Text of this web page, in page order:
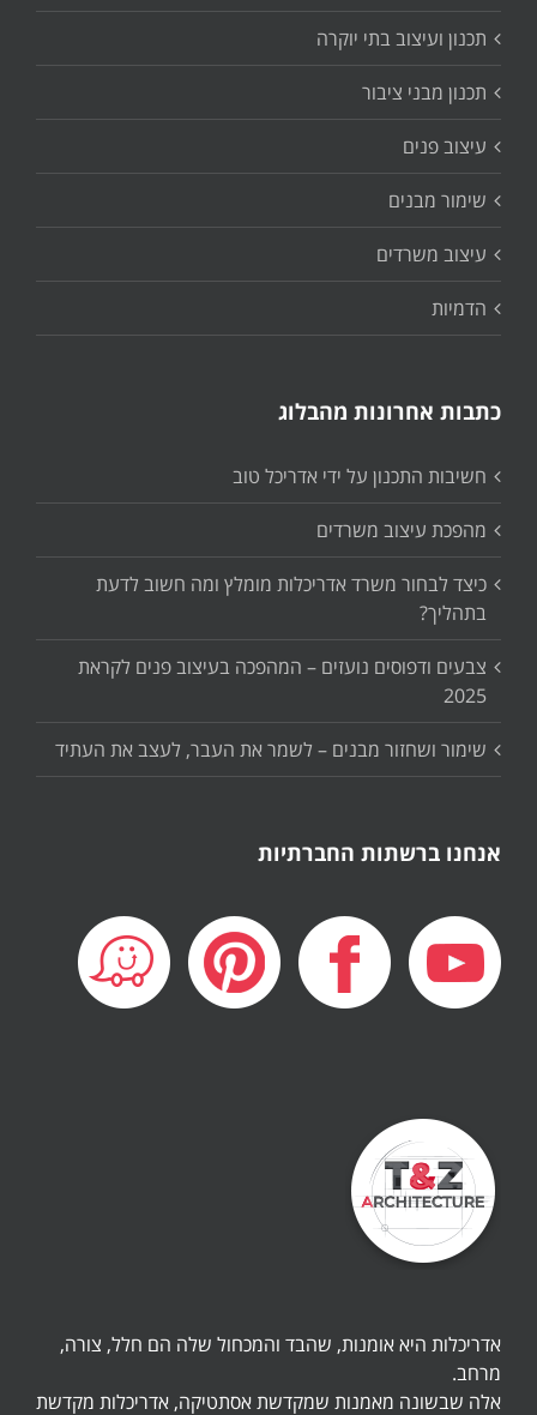
תכנון ועיצוב בתי יוקרה
תכנון מבני ציבור
עיצוב פנים
שימור מבנים
עיצוב משרדים
הדמיות
כתבות אחרונות מהבלוג
חשיבות התכנון על ידי אדריכל טוב
מהפכת עיצוב משרדים
כיצד לבחור משרד אדריכלות מומלץ ומה חשוב לדעת
בתהליך?
צבעים ודפוסים נועזים – המהפכה בעיצוב פנים לקראת
2025
שימור ושחזור מבנים – לשמר את העבר, לעצב את העתיד
אנחנו ברשתות החברתיות
אדריכלות היא אומנות, שהבד והמכחול שלה הם חלל, צורה,
מרחב.
אלה שבשונה מאמנות שמקדשת אסתטיקה, אדריכלות מקדשת